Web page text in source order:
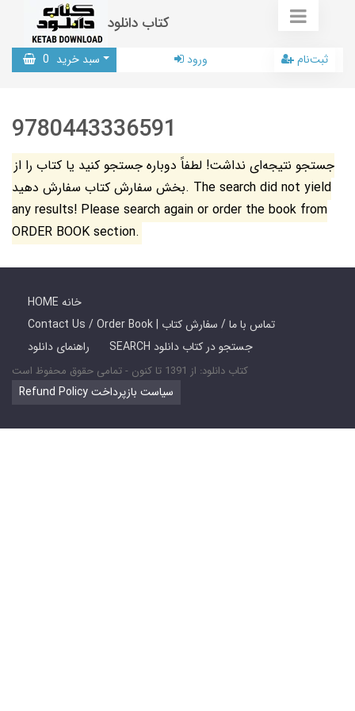
کتاب دانلود
سبد خرید 0 ورود ثبت‌نام
9780443336591
جستجو نتیجه‌ای نداشت! لطفاً دوباره جستجو کنید یا کتاب را از
بخش سفارش کتاب سفارش دهید. The search did not yield
any results! Please search again or order the book from
ORDER BOOK section.
HOME خانه
Contact Us / Order Book | تماس با ما / سفارش کتاب
راهنمای دانلود
SEARCH جستجو در کتاب دانلود
کتاب دانلود: از 1391 تا کنون - تمامی حقوق محفوظ است
Refund Policy سیاست بازپرداخت